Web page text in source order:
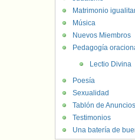
Matrimonio
Música
Nuevos Miembros
Pedagogía
Lectio Divina
Poesía
Sexualidad
Tablón de Anuncios
Testimonios
Una batería de